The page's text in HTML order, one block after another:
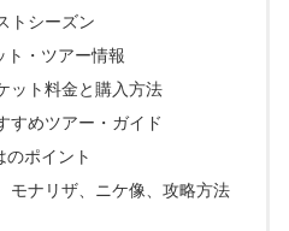
トシーズン
ト・ツアー情報
ット料金と購入方法
すめツアー・ガイド
のポイント
モナリザ、ニケ像、攻略方法